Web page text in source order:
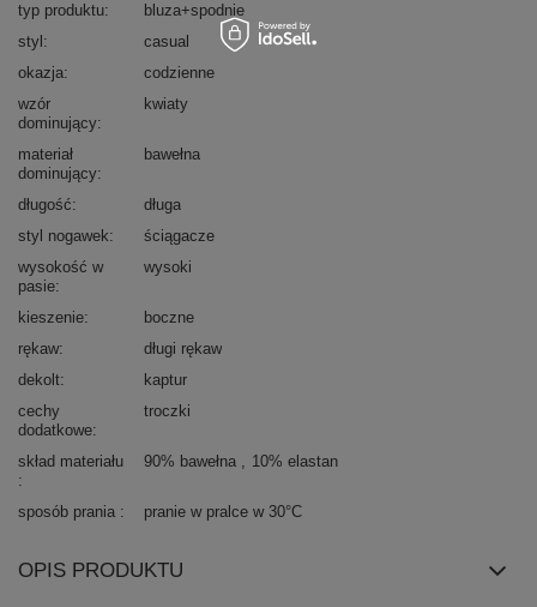
typ produktu
bluza+spodnie
styl
casual
okazja
codzienne
wzór
dominujący
kwiaty
materiał
dominujący
bawełna
długość
długa
styl nogawek
ściągacze
wysokość w
pasie
wysoki
kieszenie
boczne
rękaw
długi rękaw
dekolt
kaptur
cechy
dodatkowe
troczki
skład materiału 90% bawełna 10% elastan
sposób prania pranie w pralce w 30°C
OPIS PRODUKTU